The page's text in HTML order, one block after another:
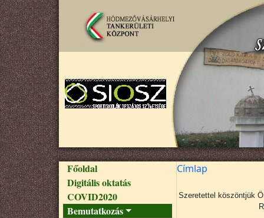
Ugrás a tartalomra
Fő navigáció
Főoldal
Digitális oktatás
COVID2020
Bemutatkozás
Címlap
Szeretettel köszöntjük